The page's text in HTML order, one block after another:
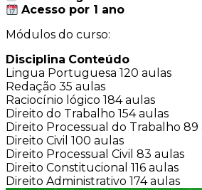
Acesso por 1 ano
Módulos do curso:
Disciplina Conteúdo
Lingua Portuguesa 120 aulas
Redação 35 aulas
Raciocínio lógico 184 aulas
Direito do Trabalho 154 aulas
Direito Processual do Trabalho 89
Direito Civil 100 aulas
Direito Processual Civil 83 aulas
Direito Constitucional 116 aulas
Direito Administrativo 174 aulas